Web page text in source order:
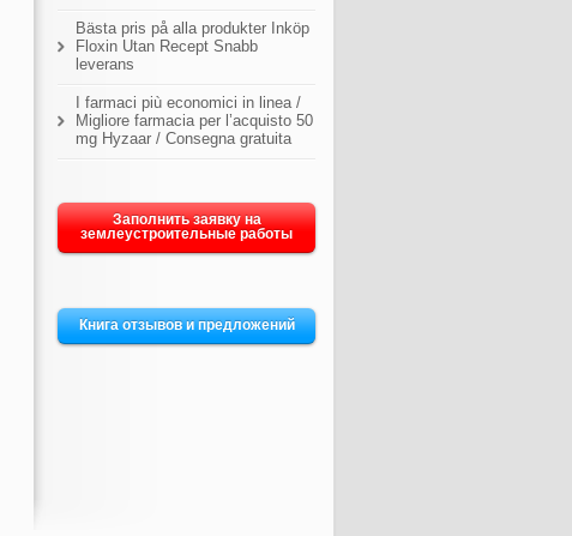
Bästa pris på alla produkter Inköp
Floxin Utan Recept Snabb
leverans
I farmaci più economici in linea /
Migliore farmacia per l’acquisto 50
mg Hyzaar / Consegna gratuita
Заполнить заявку на
землеустроительные работы
Книга отзывов и предложений